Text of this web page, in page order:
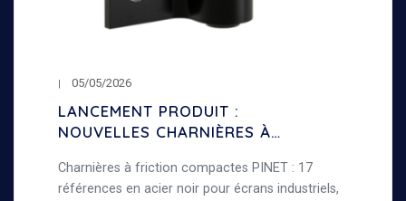
05/05/2026
LANCEMENT PRODUIT :
NOUVELLES CHARNIÈRES À
Charnières à friction compactes PINET : 17
références en acier noir pour écrans industriels,